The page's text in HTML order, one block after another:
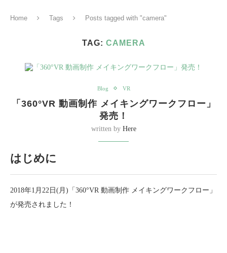
Home Tags Posts tagged with "camera"
TAG: CAMERA
Blog VR
「360°VR 動画制作 メイキングワークフロー」
発売！
written by Here
はじめに
2018年1月22日(月)「360°VR 動画制作 メイキングワークフロー」
が発売されました！